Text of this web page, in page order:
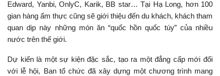
Edward, Yanbi, OnlyC, Karik, BB star… Tại Hạ Long, hơn 100
gian hàng ẩm thực cũng sẽ giới thiệu đến du khách, khách tham
quan dịp này những món ăn “quốc hồn quốc túy” của nhiều
nước trên thế giới.
Dự kiến là một sự kiện đặc sắc, tạo ra một đẳng cấp mới đối
với lễ hội, Ban tổ chức đã xây dựng một chương trình mang